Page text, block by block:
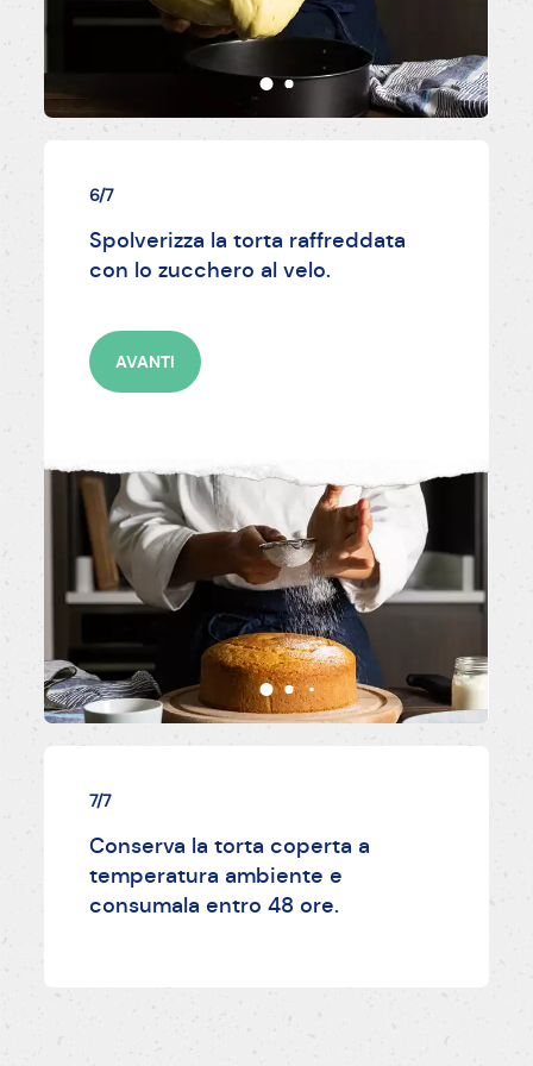
6/7
Spolverizza la torta raffreddata
con lo zucchero al velo.
AVANTI
7/7
Conserva la torta coperta a
temperatura ambiente e
consumala entro 48 ore.